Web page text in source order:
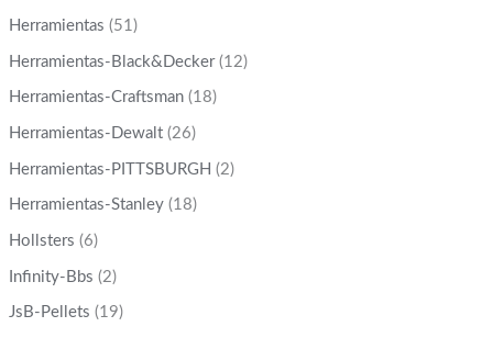
Herramientas (51)
Herramientas-Black&Decker (12)
Herramientas-Craftsman (18)
Herramientas-Dewalt (26)
Herramientas-PITTSBURGH (2)
Herramientas-Stanley (18)
Hollsters (6)
Infinity-Bbs (2)
JsB-Pellets (19)